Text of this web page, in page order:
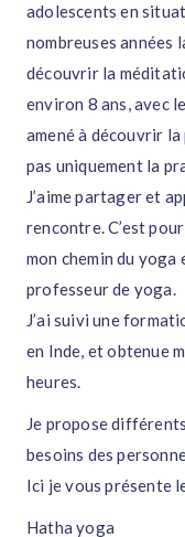
adolescents en
nombreuses années
découvrir la
environ 8 ans, avec
amené à découvrir
pas uniquement la
J’aime partager et
rencontre. C’est
mon chemin du yoga
professeur de yoga.
J’ai suivi une
en Inde, et obtenue
heures.
Je propose
besoins des
Ici je vous présente
Hatha yoga